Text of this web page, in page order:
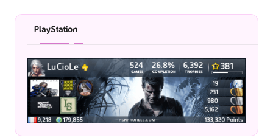
PlayStation